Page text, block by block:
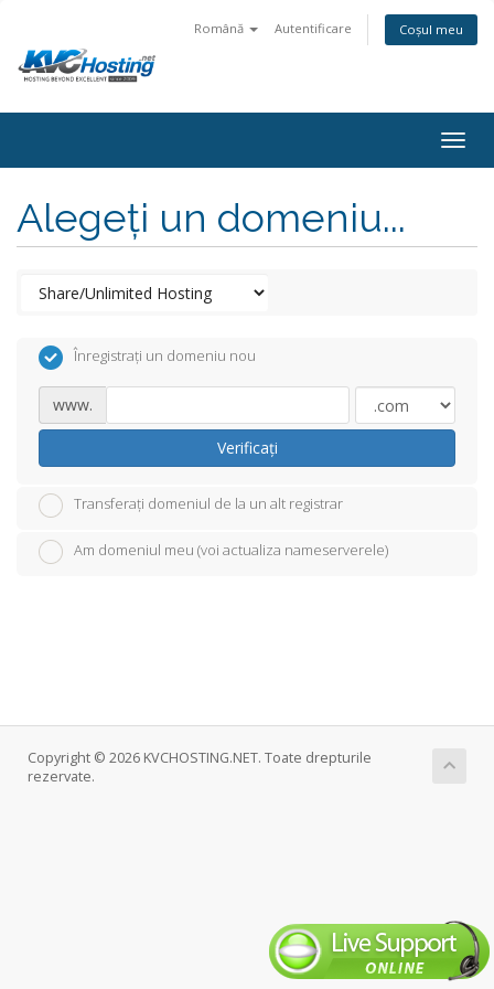
Română Autentificare Coșul meu
Alegeți un domeniu...
Înregistrați un domeniu nou
www.
Verificați
Transferați domeniul de la un alt registrar
Am domeniul meu (voi actualiza nameserverele)
Copyright © 2026 KVCHOSTING.NET. Toate drepturile
rezervate.